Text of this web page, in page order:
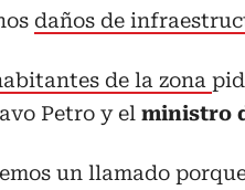
daños de
de la zona
Petro y el ministro
un llamado